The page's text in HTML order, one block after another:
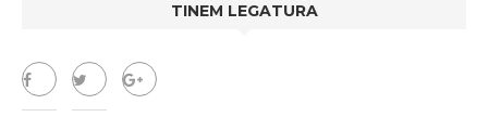
TINEM LEGATURA